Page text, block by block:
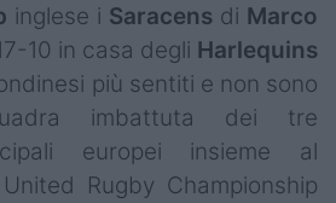
inglese i Saracens di Marco
10 in casa degli Harlequins
più sentiti e non sono
imbattuta dei tre
europei insieme al
Rugby Championship